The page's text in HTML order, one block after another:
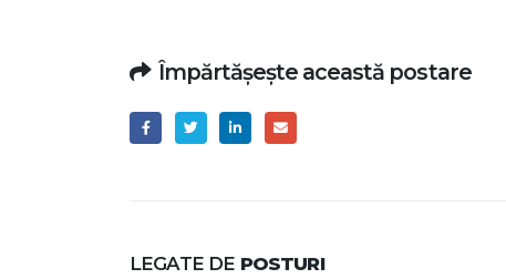
Împărtășește această postare
LEGATE DE POSTURI